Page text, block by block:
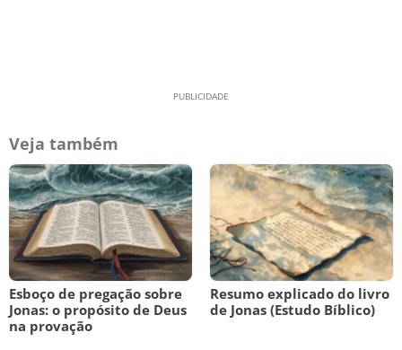
Veja também
Esboço de pregação sobre
Jonas: o propósito de Deus
na provação
Resumo explicado do livro
de Jonas (Estudo Bíblico)